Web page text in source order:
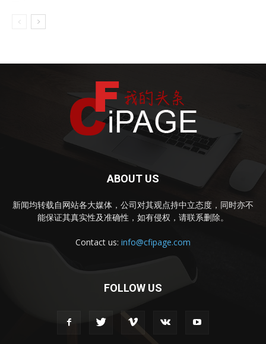
ABOUT US
新闻均转载自网站各大媒体，公司对其观点持中立态度，同时亦不
能保证其真实性及准确性，如有侵权，请联系删除。
Contact us: info@cfipage.com
FOLLOW US